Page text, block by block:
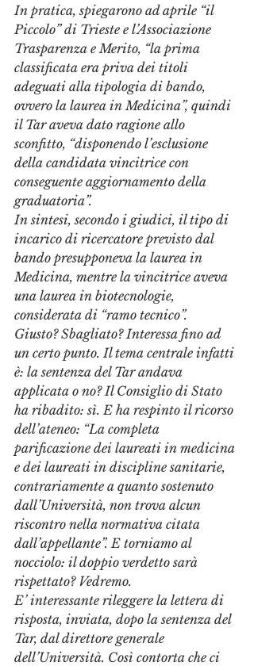
In pratica, spiegarono ad aprile “il
Piccolo” di Trieste e l’Associazione
Trasparenza e Merito, “la prima
classificata era priva dei titoli
adeguati alla tipologia di bando,
ovvero la laurea in Medicina”, quindi
il Tar aveva dato ragione allo
sconfitto, “disponendo l’esclusione
della candidata vincitrice con
conseguente aggiornamento della
graduatoria”.
In sintesi, secondo i giudici, il tipo di
incarico di ricercatore previsto dal
bando presupponeva la laurea in
Medicina, mentre la vincitrice aveva
una laurea in biotecnologie,
considerata di “ramo tecnico”.
Giusto? Sbagliato? Interessa fino ad
un certo punto. Il tema centrale infatti
è: la sentenza del Tar andava
applicata o no? Il Consiglio di Stato
ha ribadito: sì. E ha respinto il ricorso
dell’ateneo: “La completa
parificazione dei laureati in medicina
e dei laureati in discipline sanitarie,
contrariamente a quanto sostenuto
dall’Università, non trova alcun
riscontro nella normativa citata
dall’appellante”. E torniamo al
nocciolo: il doppio verdetto sarà
rispettato? Vedremo.
E’ interessante rileggere la lettera di
risposta, inviata, dopo la sentenza del
Tar, dal direttore generale
dell’Università. Così contorta che ci